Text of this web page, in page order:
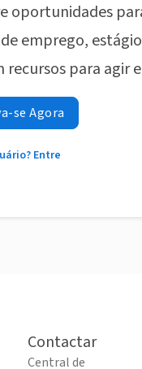
oportunidades
emprego,
para agir
se Agora
Entre
Contactar
Central de